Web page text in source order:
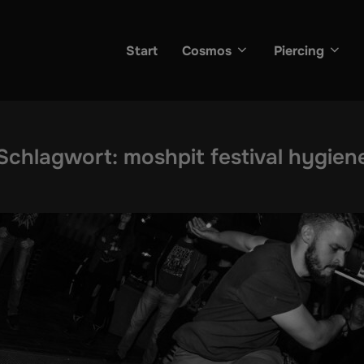
Start Cosmos Piercing
moshpit festival